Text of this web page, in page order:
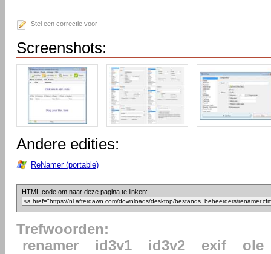
Stel een correctie voor
Screenshots:
Andere edities:
ReNamer (portable)
HTML code om naar deze pagina te linken:
Trefwoorden:
renamer
id3v1 id3v2 exif ole